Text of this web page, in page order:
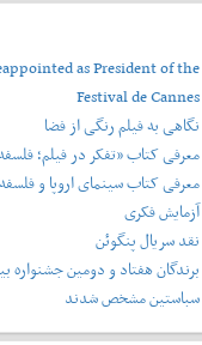
as President of the
Festival de Cannes
نگاهی به فیلم رنگی از فضا
معرفی کتاب «تفکر در فیلم؛
معرفی کتاب سینمای اروپا و
آزمایش فکری
نقد سریال پنگوئن
برندگان هفتاد و دومین جشنواره
سباستین مشخص شدند